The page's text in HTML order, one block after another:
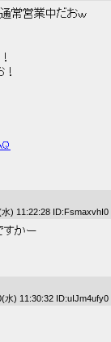
常営業中だおｗ
！
) 11:22:28 ID:FsmaxvhI0
すかー
水) 11:30:32 ID:uIJm4ufy0